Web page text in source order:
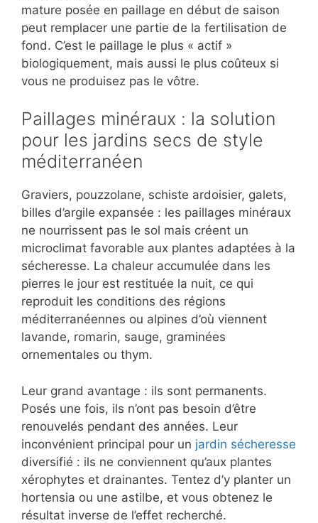
mature posée en paillage en début de saison
peut remplacer une partie de la fertilisation de
fond. C’est le paillage le plus « actif »
biologiquement, mais aussi le plus coûteux si
vous ne produisez pas le vôtre.
Paillages minéraux : la solution
pour les jardins secs de style
méditerranéen
Graviers, pouzzolane, schiste ardoisier, galets,
billes d’argile expansée : les paillages minéraux
ne nourrissent pas le sol mais créent un
microclimat favorable aux plantes adaptées à la
sécheresse. La chaleur accumulée dans les
pierres le jour est restituée la nuit, ce qui
reproduit les conditions des régions
méditerranéennes ou alpines d’où viennent
lavande, romarin, sauge, graminées
ornementales ou thym.
Leur grand avantage : ils sont permanents.
Posés une fois, ils n’ont pas besoin d’être
renouvelés pendant des années. Leur
inconvénient principal pour un jardin sécheresse
diversifié : ils ne conviennent qu’aux plantes
xérophytes et drainantes. Tentez d’y planter un
hortensia ou une astilbe, et vous obtenez le
résultat inverse de l’effet recherché.